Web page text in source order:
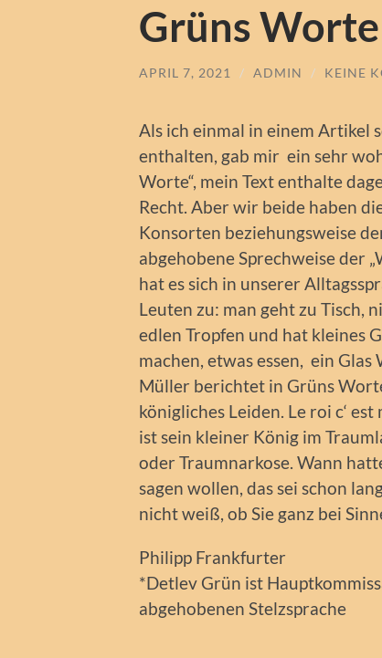
Grüns Worte
APRIL 7, 2021 / ADMIN / KEINE
Als ich einmal in einem Artikel
enthalten, gab mir ein sehr
Worte“, mein Text enthalte
Recht. Aber wir beide haben
Konsorten beziehungsweise
abgehobene Sprechweise der
hat es sich in unserer
Leuten zu: man geht zu Tisch,
edlen Tropfen und hat kleines
machen, etwas essen, ein
Müller berichtet in Grüns
königliches Leiden. Le roi c‘
ist sein kleiner König im
oder Traumnarkose. Wann
sagen wollen, das sei schon
nicht weiß, ob Sie ganz bei
Philipp Frankfurter
*Detlev Grün ist
abgehobenen Stelzsprache